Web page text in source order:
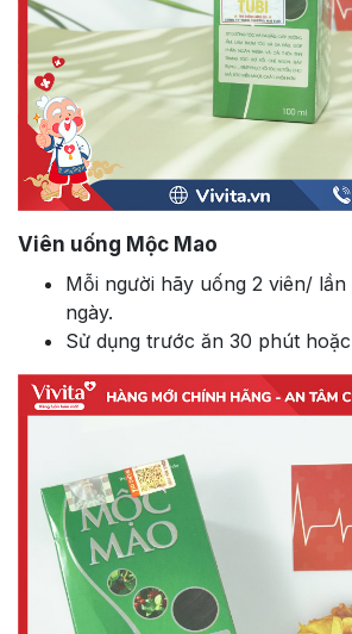
Viên uống Mộc Mao
Mỗi người hãy uống 2 viên/
ngày.
Sử dụng trước ăn 30 phút hoặc